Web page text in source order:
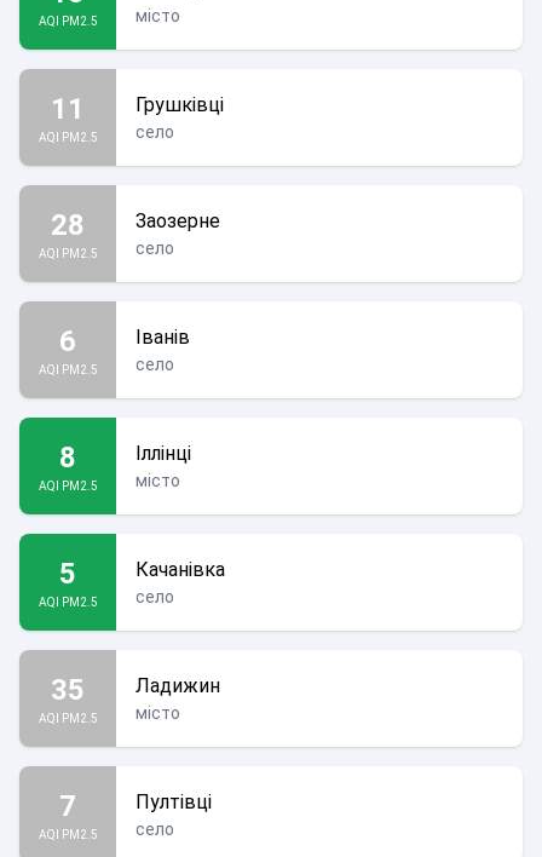
AQI PM2.5 місто
11
AQI PM2.5
Грушківці
село
28
AQI PM2.5
Заозерне
село
6
AQI PM2.5
Іванів
село
8
AQI PM2.5
Іллінці
місто
5
AQI PM2.5
Качанівка
село
35
AQI PM2.5
Ладижин
місто
7
AQI PM2.5
Пултівці
село